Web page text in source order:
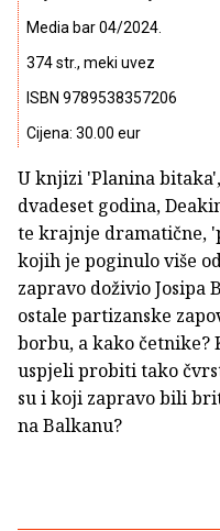
Media bar 04/2024.
374 str., meki uvez
ISBN 9789538357206
Cijena: 30.00 eur
U knjizi 'Planina
dvadeset godina,
te krajnje dramatične,
kojih je poginulo više
zapravo doživio Josipa
ostale partizanske
borbu, a kako četnike?
uspjeli probiti tako
su i koji zapravo bili
na Balkanu?